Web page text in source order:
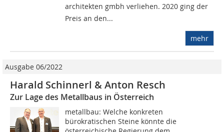
architekten gmbh verliehen. 2020 ging der
Preis an den...
mehr
Ausgabe 06/2022
Harald Schinnerl & Anton Resch
Zur Lage des Metallbaus in Österreich
metallbau: Welche konkreten
bürokratischen Steine könnte die